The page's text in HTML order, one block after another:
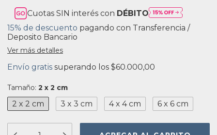
Cuotas SIN interés con DÉBITO
15% de descuento pagando con Transferencia /
Deposito Bancario
Ver más detalles
Envío gratis superando los $60.000,00
Tamaño: 2 x 2 cm
2 x 2 cm 3 x 3 cm 4 x 4 cm 6 x 6 cm